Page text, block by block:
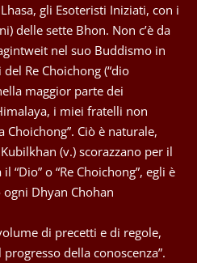
gli Esoteristi Iniziati, con i
delle sette Bhon. Non c’è da
nel suo Buddismo in
Re Choichong (“dio
maggior parte dei
i miei fratelli non
Ciò è naturale,
(v.) scorazzano per il
“Dio” o “Re Choichong”, egli è
ogni Dhyan Chohan
di precetti e di regole,
della conoscenza”.